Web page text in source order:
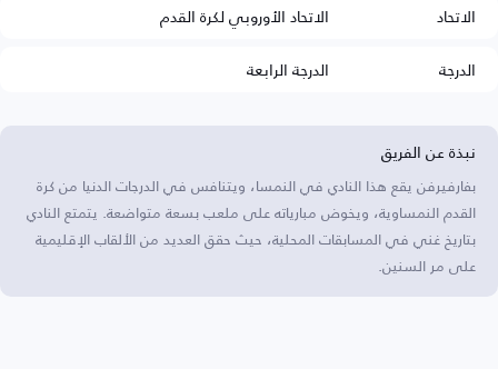
الاتحاد
الاتحاد الأوروبي لكرة القدم
الدرجة
الدرجة الرابعة
نبذة عن الفريق
بفارفيرفن يقع هذا النادي في النمسا، ويتنافس في الدرجات الدنيا من كرة
القدم النمساوية، ويخوض مبارياته على ملعب بسعة متواضعة. يتمتع النادي
بتاريخ غني في المسابقات المحلية، حيث حقق العديد من الألقاب الإقليمية
على مر السنين.